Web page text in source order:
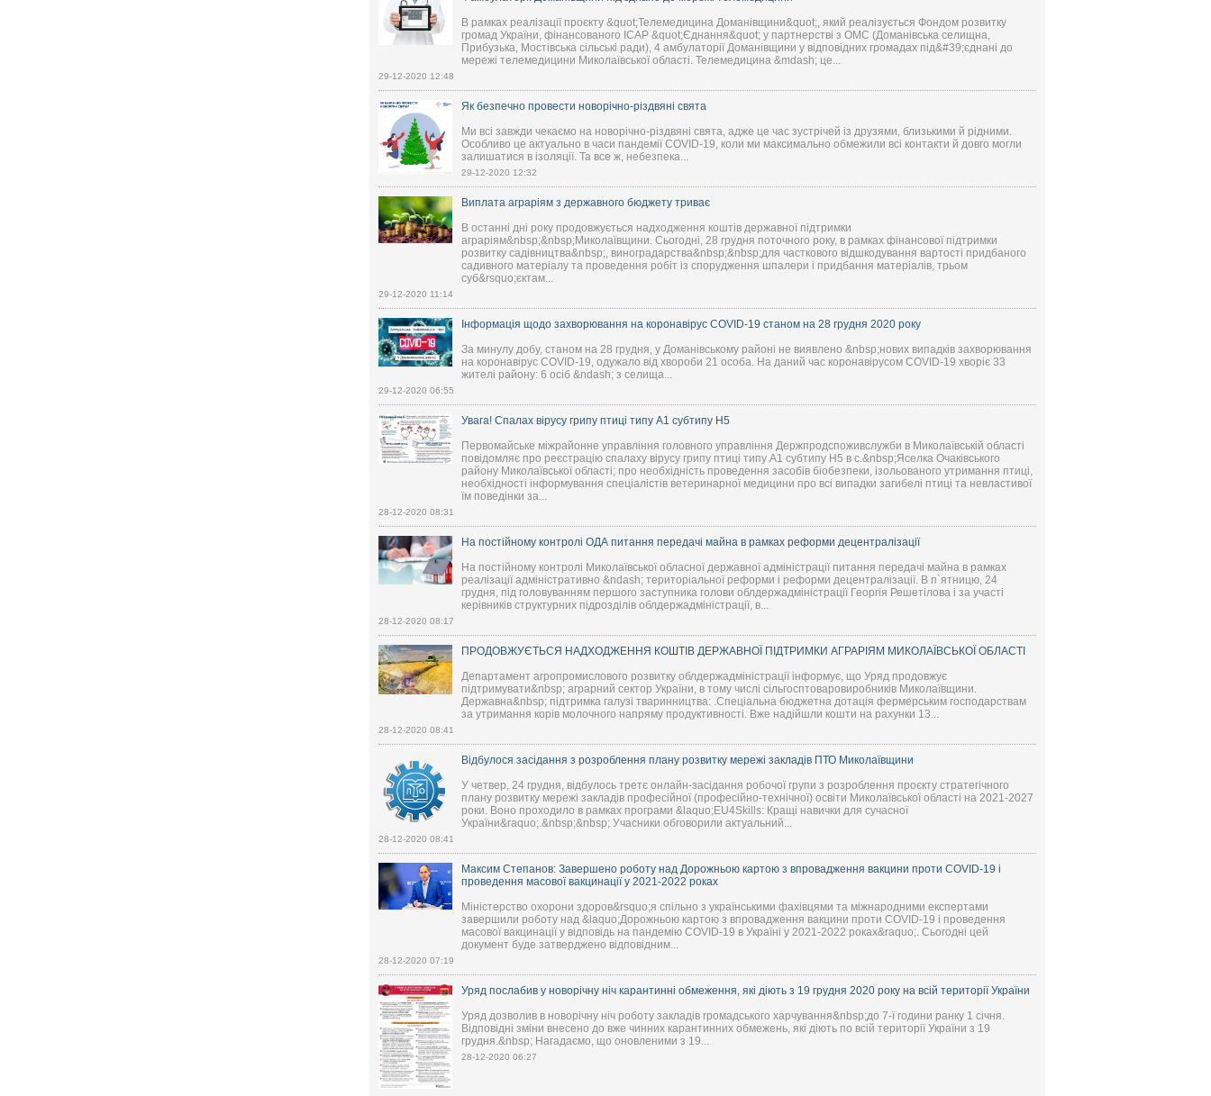
В рамках реалізації проєкту &quot;Телемедицина Доманівщини&quot;, який реалізується Фондом розвитку
громад України, фінансованого ІСАР &quot;Єднання&quot; у партнерстві з ОМС (Доманівська селищна,
Прибузька, Мостівська сільські ради), 4 амбулаторії Доманівщини у відповідних громадах під&#39;єднані до
мережі телемедицини Миколаївської області. Телемедицина &mdash; це...
29-12-2020 12:48
Як безпечно провести новорічно-різдвяні свята
Ми всі завжди чекаємо на новорічно-різдвяні свята, адже це час зустрічей із друзями, близькими й рідними.
Особливо це актуально в часи пандемії COVID-19, коли ми максимально обмежили всі контакти й довго могли
залишатися в ізоляції. Та все ж, небезпека...
29-12-2020 12:32
Виплата аграріям з державного бюджету триває
В останні дні року продовжується надходження коштів державної підтримки
аграріям&nbsp;&nbsp;Миколаївщини. Сьогодні, 28 грудня поточного року, в рамках фінансової підтримки
розвитку садівництва&nbsp;, виноградарства&nbsp;&nbsp;для часткового відшкодування вартості придбаного
садивного матеріалу та проведення робіт із спорудження шпалери і придбання матеріалів, трьом
суб&rsquo;єктам...
29-12-2020 11:14
Інформація щодо захворювання на коронавірус COVID-19 станом на 28 грудня 2020 року
За минулу добу, станом на 28 грудня, у Доманівському районі не виявлено &nbsp;нових випадків захворювання
на коронавірус COVID-19, одужало від хвороби 21 особа. На даний час коронавірусом COVID-19 хворіє 33
жителі району: 6 осіб &ndash; з селища...
29-12-2020 06:55
Увага! Спалах вірусу грипу птиці типу А1 субтипу Н5
Первомайське міжрайонне управління головного управління Держпродспоживслужби в Миколаївській області
повідомляє про реєстрацію спалаху вірусу грипу птиці типу А1 субтипу Н5 в с.&nbsp;Яселка Очаківського
району Миколаївської області; про необхідність проведення засобів біобезпеки, ізольованого утримання птиці,
необхідності інформування спеціалістів ветеринарної медицини про всі випадки загибелі птиці та невластивої
їм поведінки за...
28-12-2020 08:31
На постійному контролі ОДА питання передачі майна в рамках реформи децентралізації
На постійному контролі Миколаївської обласної державної адміністрації питання передачі майна в рамках
реалізації адміністративно &ndash; територіальної реформи і реформи децентралізації. В п`ятницю, 24
грудня, під головуванням першого заступника голови облдержадміністрації Георгія Решетілова і за участі
керівників структурних підрозділів облдержадміністрації, в...
28-12-2020 08:17
ПРОДОВЖУЄТЬСЯ НАДХОДЖЕННЯ КОШТІВ ДЕРЖАВНОЇ ПІДТРИМКИ АГРАРІЯМ МИКОЛАЇВСЬКОЇ ОБЛАСТІ
Департамент агропромислового розвитку облдержадміністрації інформує, що Уряд продовжує
підтримувати&nbsp; аграрний сектор України, в тому числі сільгосптоваровиробників Миколаївщини.
Державна&nbsp; підтримка галузі тваринництва: .Спеціальна бюджетна дотація фермерським господарствам
за утримання корів молочного напряму продуктивності. Вже надійшли кошти на рахунки 13...
28-12-2020 08:41
Відбулося засідання з розроблення плану розвитку мережі закладів ПТО Миколаївщини
У четвер, 24 грудня, відбулось третє онлайн-засідання робочої групи з розроблення проєкту стратегічного
плану розвитку мережі закладів професійної (професійно-технічної) освіти Миколаївської області на 2021-2027
роки. Воно проходило в рамках програми &laquo;EU4Skills: Кращі навички для сучасної
України&raquo;.&nbsp;&nbsp; Учасники обговорили актуальний...
28-12-2020 08:41
Максим Степанов: Завершено роботу над Дорожньою картою з впровадження вакцини проти COVID-19 і
проведення масової вакцинації у 2021-2022 роках
Міністерство охорони здоров&rsquo;я спільно з українськими фахівцями та міжнародними експертами
завершили роботу над &laquo;Дорожньою картою з впровадження вакцини проти COVID-19 і проведення
масової вакцинації у відповідь на пандемію COVID-19 в Україні у 2021-2022 роках&raquo;. Сьогодні цей
документ буде затверджено відповідним...
28-12-2020 07:19
Уряд послабив у новорічну ніч карантинні обмеження, які діють з 19 грудня 2020 року на всій території України
Уряд дозволив в новорічну ніч роботу закладів громадського харчування&nbsp;до 7-ї години ранку 1 січня.
Відповідні зміни внесено до вже чинних карантинних обмежень, які діють по всій території України з 19
грудня.&nbsp; Нагадаємо, що оновленими з 19...
28-12-2020 06:27